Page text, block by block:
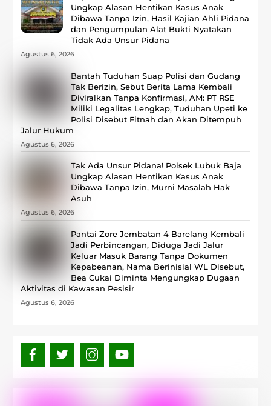
Ungkap Alasan Hentikan Kasus Anak
Dibawa Tanpa Izin, Hasil Kajian Ahli Pidana
dan Pengumpulan Alat Bukti Nyatakan
Tidak Ada Unsur Pidana
Agustus 6, 2026
Bantah Tuduhan Suap Polisi dan Gudang
Tak Berizin, Sebut Berita Lama Kembali
Diviralkan Tanpa Konfirmasi, ‎AM: PT RSE
Miliki Legalitas Lengkap, Tuduhan Upeti ke
Polisi Disebut Fitnah dan Akan Ditempuh
Jalur Hukum
Agustus 6, 2026
Tak Ada Unsur Pidana! Polsek Lubuk Baja
Ungkap Alasan Hentikan Kasus Anak
Dibawa Tanpa Izin, Murni Masalah Hak
Asuh
Agustus 6, 2026
Pantai Zore Jembatan 4 Barelang Kembali
Jadi Perbincangan, Diduga Jadi Jalur
Keluar Masuk Barang Tanpa Dokumen
Kepabeanan, Nama Berinisial WL Disebut,
Bea Cukai Diminta Mengungkap Dugaan
Aktivitas di Kawasan Pesisir
Agustus 6, 2026